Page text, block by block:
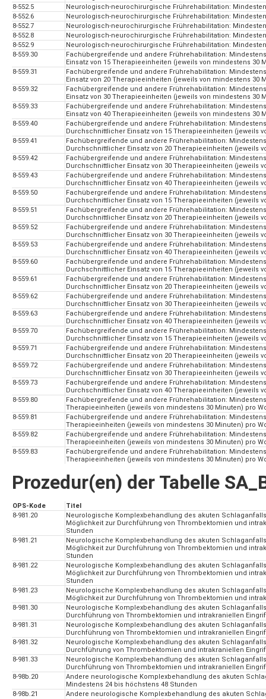
8-552.5
Neurologisch-neurochirurgische Frührehabilitation:
8-552.6
Neurologisch-neurochirurgische Frührehabilitation:
8-552.7
Neurologisch-neurochirurgische Frührehabilitation:
8-552.8
Neurologisch-neurochirurgische Frührehabilitation:
8-552.9
Neurologisch-neurochirurgische Frührehabilitation:
8-559.30
Fachübergreifende und andere Frührehabilitation:
Einsatz von 15 Therapieeinheiten (jeweils von mindestens 30
8-559.31
Fachübergreifende und andere Frührehabilitation:
Einsatz von 20 Therapieeinheiten (jeweils von mindestens 30
8-559.32
Fachübergreifende und andere Frührehabilitation:
Einsatz von 30 Therapieeinheiten (jeweils von mindestens 30
8-559.33
Fachübergreifende und andere Frührehabilitation:
Einsatz von 40 Therapieeinheiten (jeweils von mindestens 30
8-559.40
Fachübergreifende und andere Frührehabilitation:
Durchschnittlicher Einsatz von 15 Therapieeinheiten (jeweils
8-559.41
Fachübergreifende und andere Frührehabilitation:
Durchschnittlicher Einsatz von 20 Therapieeinheiten (jeweils
8-559.42
Fachübergreifende und andere Frührehabilitation:
Durchschnittlicher Einsatz von 30 Therapieeinheiten (jeweils
8-559.43
Fachübergreifende und andere Frührehabilitation:
Durchschnittlicher Einsatz von 40 Therapieeinheiten (jeweils
8-559.50
Fachübergreifende und andere Frührehabilitation:
Durchschnittlicher Einsatz von 15 Therapieeinheiten (jeweils
8-559.51
Fachübergreifende und andere Frührehabilitation:
Durchschnittlicher Einsatz von 20 Therapieeinheiten (jeweils
8-559.52
Fachübergreifende und andere Frührehabilitation:
Durchschnittlicher Einsatz von 30 Therapieeinheiten (jeweils
8-559.53
Fachübergreifende und andere Frührehabilitation:
Durchschnittlicher Einsatz von 40 Therapieeinheiten (jeweils
8-559.60
Fachübergreifende und andere Frührehabilitation:
Durchschnittlicher Einsatz von 15 Therapieeinheiten (jeweils
8-559.61
Fachübergreifende und andere Frührehabilitation:
Durchschnittlicher Einsatz von 20 Therapieeinheiten (jeweils
8-559.62
Fachübergreifende und andere Frührehabilitation:
Durchschnittlicher Einsatz von 30 Therapieeinheiten (jeweils
8-559.63
Fachübergreifende und andere Frührehabilitation:
Durchschnittlicher Einsatz von 40 Therapieeinheiten (jeweils
8-559.70
Fachübergreifende und andere Frührehabilitation:
Durchschnittlicher Einsatz von 15 Therapieeinheiten (jeweils
8-559.71
Fachübergreifende und andere Frührehabilitation:
Durchschnittlicher Einsatz von 20 Therapieeinheiten (jeweils
8-559.72
Fachübergreifende und andere Frührehabilitation:
Durchschnittlicher Einsatz von 30 Therapieeinheiten (jeweils
8-559.73
Fachübergreifende und andere Frührehabilitation:
Durchschnittlicher Einsatz von 40 Therapieeinheiten (jeweils
8-559.80
Fachübergreifende und andere Frührehabilitation:
Therapieeinheiten (jeweils von mindestens 30 Minuten) pro
8-559.81
Fachübergreifende und andere Frührehabilitation:
Therapieeinheiten (jeweils von mindestens 30 Minuten) pro
8-559.82
Fachübergreifende und andere Frührehabilitation:
Therapieeinheiten (jeweils von mindestens 30 Minuten) pro
8-559.83
Fachübergreifende und andere Frührehabilitation:
Therapieeinheiten (jeweils von mindestens 30 Minuten) pro
Prozedur(en) der Tabelle
OPS-Kode
Titel
8-981.20
Neurologische Komplexbehandlung des akuten
Möglichkeit zur Durchführung von Thrombektomien und
Stunden
8-981.21
Neurologische Komplexbehandlung des akuten
Möglichkeit zur Durchführung von Thrombektomien und
Stunden
8-981.22
Neurologische Komplexbehandlung des akuten
Möglichkeit zur Durchführung von Thrombektomien und
Stunden
8-981.23
Neurologische Komplexbehandlung des akuten
Möglichkeit zur Durchführung von Thrombektomien und
8-981.30
Neurologische Komplexbehandlung des akuten
Durchführung von Thrombektomien und intrakraniellen
8-981.31
Neurologische Komplexbehandlung des akuten
Durchführung von Thrombektomien und intrakraniellen
8-981.32
Neurologische Komplexbehandlung des akuten
Durchführung von Thrombektomien und intrakraniellen
8-981.33
Neurologische Komplexbehandlung des akuten
Durchführung von Thrombektomien und intrakraniellen
8-98b.20
Andere neurologische Komplexbehandlung des akuten
Mindestens 24 bis höchstens 48 Stunden
8-98b.21
Andere neurologische Komplexbehandlung des akuten